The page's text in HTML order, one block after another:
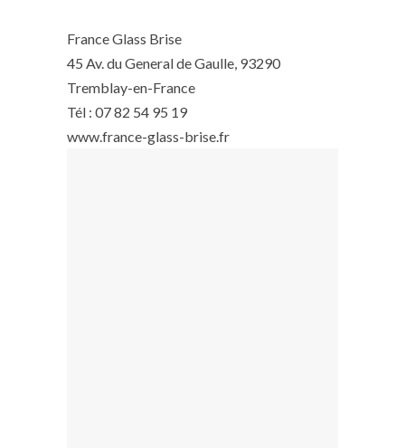
France Glass Brise
45 Av. du General de Gaulle, 93290
Tremblay-en-France
Tél : 07 82 54 95 19
www.france-glass-brise.fr